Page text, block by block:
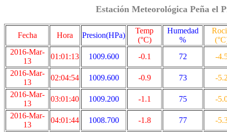
Estación Meteorológica Peña el
Fecha Hora Presion(HPa)
Temp
(°C)
Humedad
%
2016-Mar-
13
01:01:13 1009.600 -0.1 72
-
2016-Mar-
13
02:04:54 1009.600 -0.9 73
-
2016-Mar-
13
03:01:40 1009.200 -1.1 75
-
2016-Mar-
13
04:01:44 1008.700 -1.8 77
-